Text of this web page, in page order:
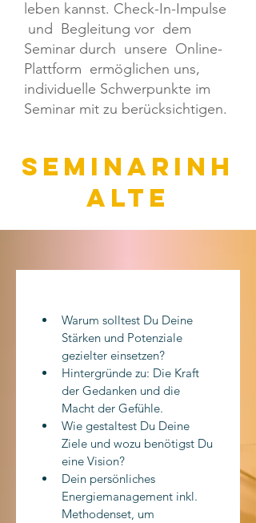
leben kannst. Check-In-Impulse
und Begleitung vor dem
Seminar durch unsere Online-
Plattform ermöglichen uns,
individuelle Schwerpunkte im
Seminar mit zu berücksichtigen.
seminarinh
alte
Warum solltest Du Deine
Stärken und Potenziale
gezielter einsetzen?
Hintergründe zu: Die Kraft
der Gedanken und die
Macht der Gefühle.
Wie gestaltest Du Deine
Ziele und wozu benötigst Du
eine Vision?
Dein persönliches
Energiemanagement inkl.
Methodenset, um